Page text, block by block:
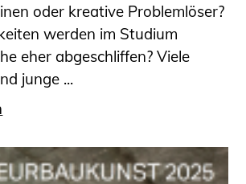
oder kreative Problemlöser?
werden im Studium
eher abgeschliffen? Viele
junge ...